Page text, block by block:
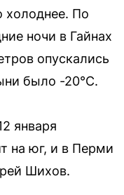
холоднее. По
ночи в Гайнах
опускались
было -20°C.
января
на юг, и в Перми
Шихов.